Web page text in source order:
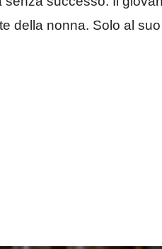
della nonna. Solo al